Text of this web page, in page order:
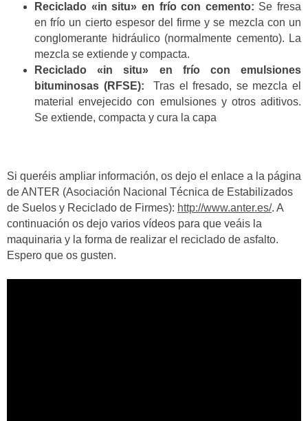
Reciclado «in situ» en frío con cemento: Se fresa
en frío un cierto espesor del firme y se mezcla con un
conglomerante hidráulico (normalmente cemento). La
mezcla se extiende y compacta.
Reciclado «in situ» en frío con emulsiones
bituminosas (RFSE):
Tras el fresado, se mezcla el
material envejecido con emulsiones y otros aditivos.
Se extiende, compacta y cura la capa
Si queréis ampliar información, os dejo el enlace a la página
de ANTER (Asociación Nacional Técnica de Estabilizados
de Suelos y Reciclado de Firmes): http://www.anter.es/. A
continuación os dejo varios vídeos para que veáis la
maquinaria y la forma de realizar el reciclado de asfalto.
Espero que os gusten.